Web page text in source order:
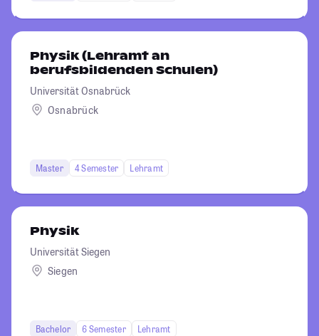
Physik (Lehramt an
berufsbildenden Schulen)
Universität Osnabrück
Osnabrück
Master 4 Semester Lehramt
Physik
Universität Siegen
Siegen
Bachelor 6 Semester Lehramt